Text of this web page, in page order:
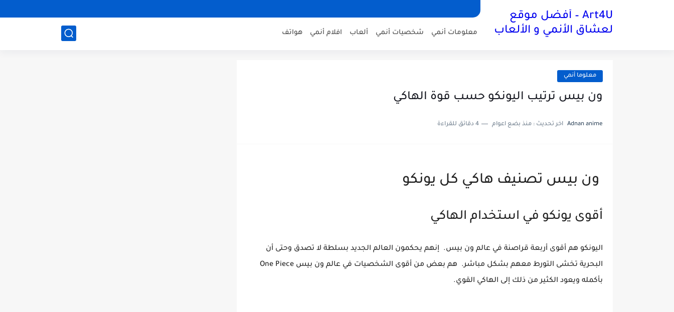
Art4U – أفضل موقع
لعشاق الأنمي و الألعاب
معلومات أنمي شخصيات أنمي ألعاب افلام أنمي هواتف
معلوما أنمي
ون بيس ترتيب اليونكو حسب قوة الهاكي
Adnan anime اخر تحديث : منذ بضع اعوام 4 دقائق للقراءة
ون بيس تصنيف هاكي كل يونكو
أقوى يونكو في استخدام الهاكي
اليونكو هم أقوى أربعة قراصنة في عالم ون بيس. إنهم يحكمون العالم الجديد بسلطة لا تصدق وحتى أن
البحرية تخشى التورط معهم بشكل مباشر. هم بعض من أقوى الشخصيات في عالم ون بيس One Piece
بأكمله ويعود الكثير من ذلك إلى الهاكي القوي.